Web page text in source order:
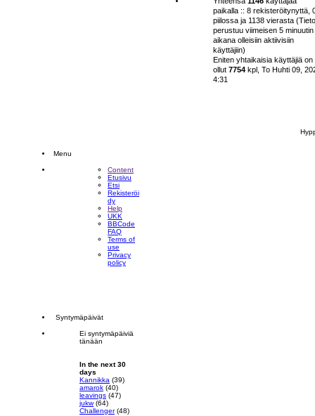
paikalla :: 8 rekisteröitynyttä,
piilossa ja 1138 vierasta (Tieto
perustuu viimeisen 5 minuutin
aikana olleisiin aktiivisiin
käyttäjiin)
Eniten yhtaikaisia käyttäjiä on
ollut 7754 kpl, To Huhti 09,
4:31
Menu
Content
Etusivu
Etsi
Rekisteröi
dy
Help
UKK
BBCode
FAQ
Terms of
use
Privacy
policy
Syntymäpäivät
Ei syntymäpäiviä
tänään
In the next 30
days
Kannikka (39)
amarok (40)
leavings (47)
jukw (64)
Challenger (48)